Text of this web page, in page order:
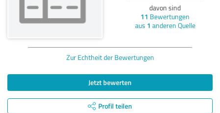
davon sind
11 Bewertungen
aus 1 anderen Quelle
Zur Echtheit der Bewertungen
Jetzt bewerten
Profil teilen